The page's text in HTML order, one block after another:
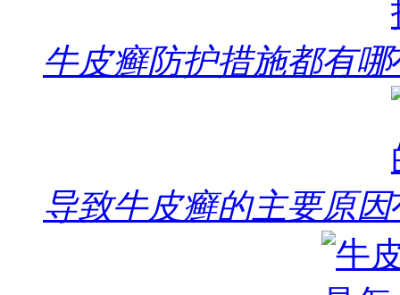
牛皮癣防护措施都有哪
导致牛皮癣的主要原因